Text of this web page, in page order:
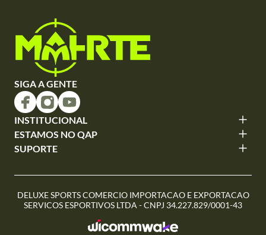
SIGA A GENTE
INSTITUCIONAL
ESTAMOS NO QAP
SUPORTE
DELUXE SPORTS COMERCIO IMPORTACAO E EXPORTACAO
SERVICOS ESPORTIVOS LTDA - CNPJ 34.227.829/0001-43